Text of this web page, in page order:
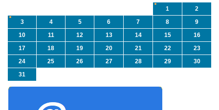
1
2
3
4 5 6 7 8
9
10
11 12 13 14 15
16
17
18 19 20 21 22
23
24
25 26 27 28 29
30
31